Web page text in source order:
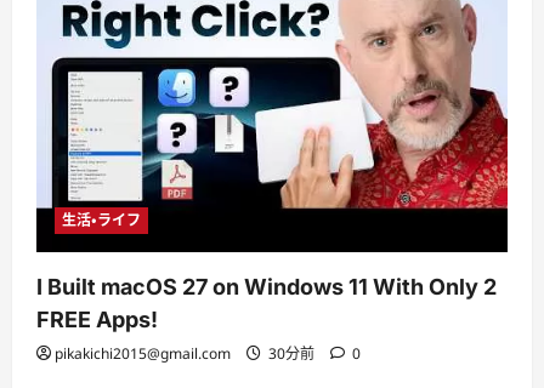
生活・ライフ
I Built macOS 27 on Windows 11 With Only 2
FREE Apps!
pikakichi2015@gmail.com 30分前 0